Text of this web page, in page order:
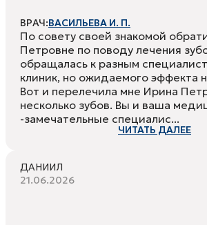
ВРАЧ:ВАСИЛЬЕВА И. П.
По совету своей знакомой
Петровне по поводу лечения
обращалась к разным
клиник, но ожидаемого эффекта
Вот и перелечила мне Ирина
несколько зубов. Вы и ваша
-замечательные специалис...
ЧИТАТЬ ДАЛЕЕ
ДАНИИЛ
21.06.2026